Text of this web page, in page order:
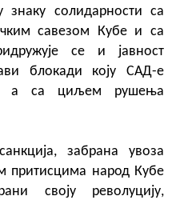
знаку солидарности са
савезом Кубе и са
се и јавност
блокади коју САД-е
а са циљем рушења
забрана увоза
притисцима народ Кубе
своју револуцију,